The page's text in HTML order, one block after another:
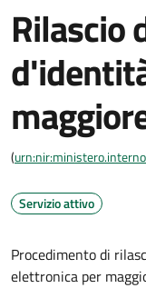
Rilascio
(
Servizio attivo
Procedimento di
elettronica per